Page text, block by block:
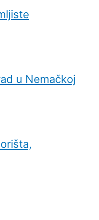
u Nemačkoj